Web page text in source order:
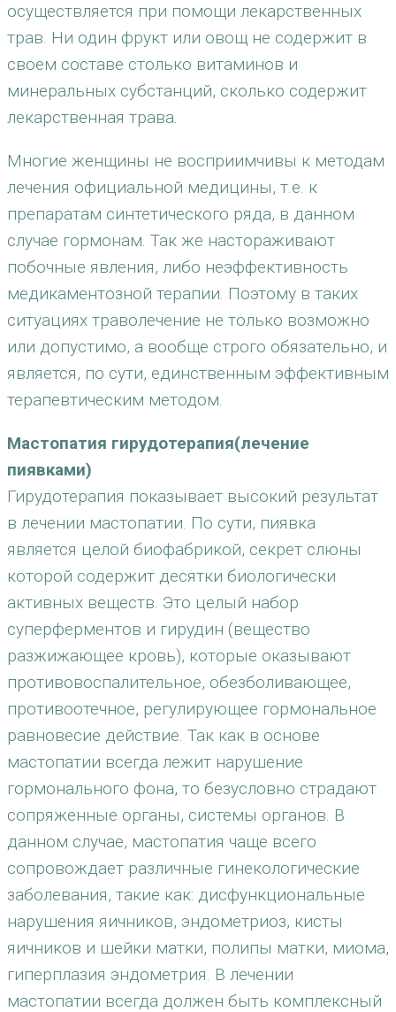
осуществляется при помощи лекарственных
трав. Ни один фрукт или овощ не содержит в
своем составе столько витаминов и
минеральных субстанций, сколько содержит
лекарственная трава.
Многие женщины не восприимчивы к методам
лечения официальной медицины, т.е. к
препаратам синтетического ряда, в данном
случае гормонам. Так же настораживают
побочные явления, либо неэффективность
медикаментозной терапии. Поэтому в таких
ситуациях траволечение не только возможно
или допустимо, а вообще строго обязательно, и
является, по сути, единственным эффективным
терапевтическим методом.
Мастопатия гирудотерапия(лечение
пиявками)
Гирудотерапия показывает высокий результат
в лечении мастопатии. По сути, пиявка
является целой биофабрикой, секрет слюны
которой содержит десятки биологически
активных веществ. Это целый набор
суперферментов и гирудин (вещество
разжижающее кровь), которые оказывают
противовоспалительное, обезболивающее,
противоотечное, регулирующее гормональное
равновесие действие. Так как в основе
мастопатии всегда лежит нарушение
гормонального фона, то безусловно страдают
сопряженные органы, системы органов. В
данном случае, мастопатия чаще всего
сопровождает различные гинекологические
заболевания, такие как: дисфункциональные
нарушения яичников, эндометриоз, кисты
яичников и шейки матки, полипы матки, миома,
гиперплазия эндометрия. В лечении
мастопатии всегда должен быть комплексный